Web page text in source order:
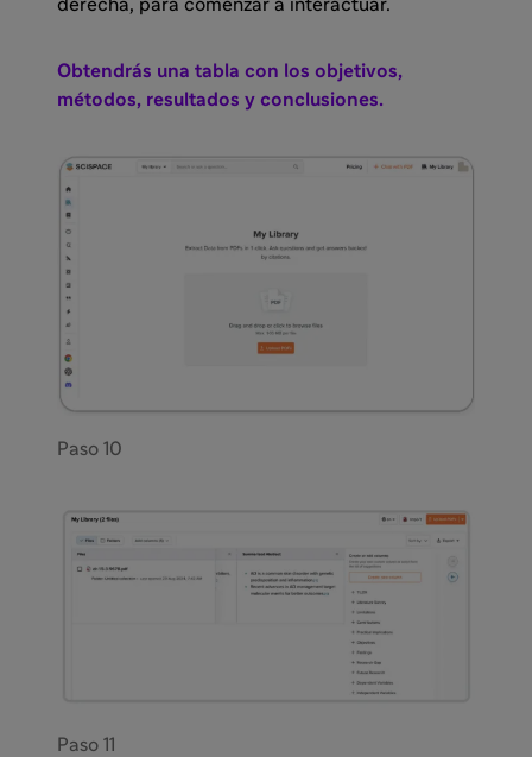
derecha, para comenzar a interactuar.
Obtendrás una tabla con los objetivos,
métodos, resultados y conclusiones.
Paso 10
Paso 11